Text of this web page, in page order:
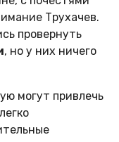
Трухачев.
провернуть
, но у них ничего
могут привлечь